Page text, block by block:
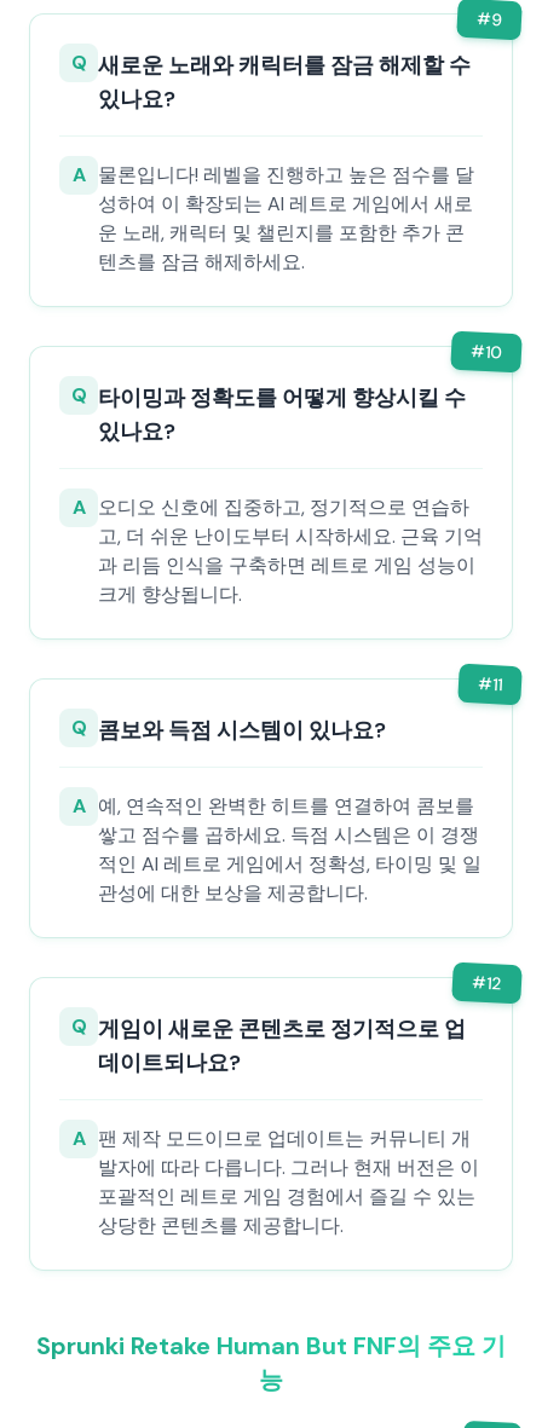
#9
Q 새로운 노래와 캐릭터를 잠금 해제할 수
있나요?
A 물론입니다! 레벨을 진행하고 높은 점수를 달
성하여 이 확장되는 AI 레트로 게임에서 새로
운 노래, 캐릭터 및 챌린지를 포함한 추가 콘
텐츠를 잠금 해제하세요.
#10
Q 타이밍과 정확도를 어떻게 향상시킬 수
있나요?
A 오디오 신호에 집중하고, 정기적으로 연습하
고, 더 쉬운 난이도부터 시작하세요. 근육 기억
과 리듬 인식을 구축하면 레트로 게임 성능이
크게 향상됩니다.
#11
Q 콤보와 득점 시스템이 있나요?
A 예, 연속적인 완벽한 히트를 연결하여 콤보를
쌓고 점수를 곱하세요. 득점 시스템은 이 경쟁
적인 AI 레트로 게임에서 정확성, 타이밍 및 일
관성에 대한 보상을 제공합니다.
#12
Q 게임이 새로운 콘텐츠로 정기적으로 업
데이트되나요?
A 팬 제작 모드이므로 업데이트는 커뮤니티 개
발자에 따라 다릅니다. 그러나 현재 버전은 이
포괄적인 레트로 게임 경험에서 즐길 수 있는
상당한 콘텐츠를 제공합니다.
Sprunki Retake Human But FNF의 주요 기
능